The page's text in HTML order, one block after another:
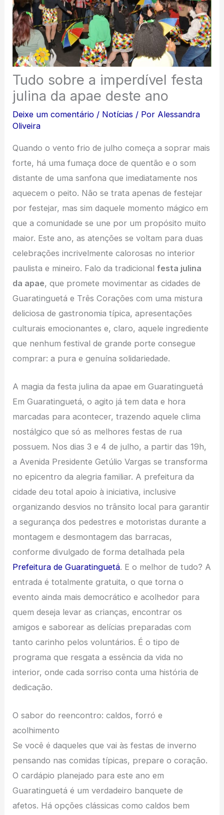
Tudo sobre a imperdível festa
julina da apae deste ano
Deixe um comentário / Notícias / Por Alessandra
Oliveira
Quando o vento frio de julho começa a soprar mais
forte, há uma fumaça doce de quentão e o som
distante de uma sanfona que imediatamente nos
aquecem o peito. Não se trata apenas de festejar
por festejar, mas sim daquele momento mágico em
que a comunidade se une por um propósito muito
maior. Este ano, as atenções se voltam para duas
celebrações incrivelmente calorosas no interior
paulista e mineiro. Falo da tradicionalfesta julina
da apae, que promete movimentar as cidades de
Guaratinguetá e Três Corações com uma mistura
deliciosa de gastronomia típica, apresentações
culturais emocionantes e, claro, aquele ingrediente
que nenhum festival de grande porte consegue
comprar: a pura e genuína solidariedade.
A magia da festa julina da apae em Guaratinguetá
Em Guaratinguetá, o agito já tem data e hora
marcadas para acontecer, trazendo aquele clima
nostálgico que só as melhores festas de rua
possuem. Nos dias 3 e 4 de julho, a partir das 19h,
a Avenida Presidente Getúlio Vargas se transforma
no epicentro da alegria familiar. A prefeitura da
cidade deu total apoio à iniciativa, inclusive
organizando desvios no trânsito local para garantir
a segurança dos pedestres e motoristas durante a
montagem e desmontagem das barracas,
conforme divulgado de forma detalhada pela
Prefeitura de Guaratinguetá. E o melhor de tudo? A
entrada é totalmente gratuita, o que torna o
evento ainda mais democrático e acolhedor para
quem deseja levar as crianças, encontrar os
amigos e saborear as delícias preparadas com
tanto carinho pelos voluntários. É o tipo de
programa que resgata a essência da vida no
interior, onde cada sorriso conta uma história de
dedicação.
O sabor do reencontro: caldos, forró e
acolhimento
Se você é daqueles que vai às festas de inverno
pensando nas comidas típicas, prepare o coração.
O cardápio planejado para este ano em
Guaratinguetá é um verdadeiro banquete de
afetos. Há opções clássicas como caldos bem